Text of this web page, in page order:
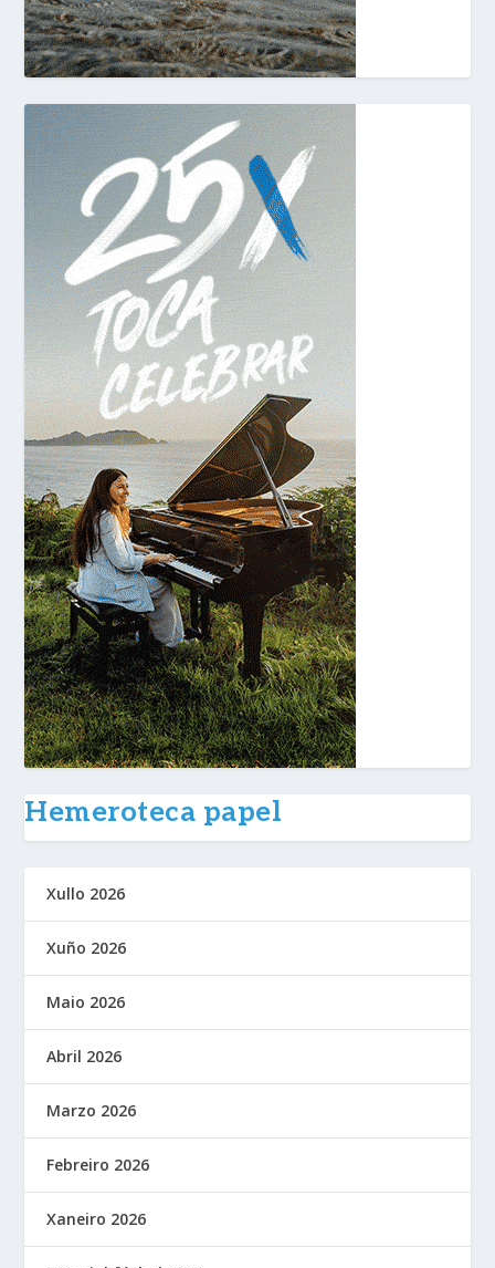
Hemeroteca papel
Xullo 2026
Xuño 2026
Maio 2026
Abril 2026
Marzo 2026
Febreiro 2026
Xaneiro 2026